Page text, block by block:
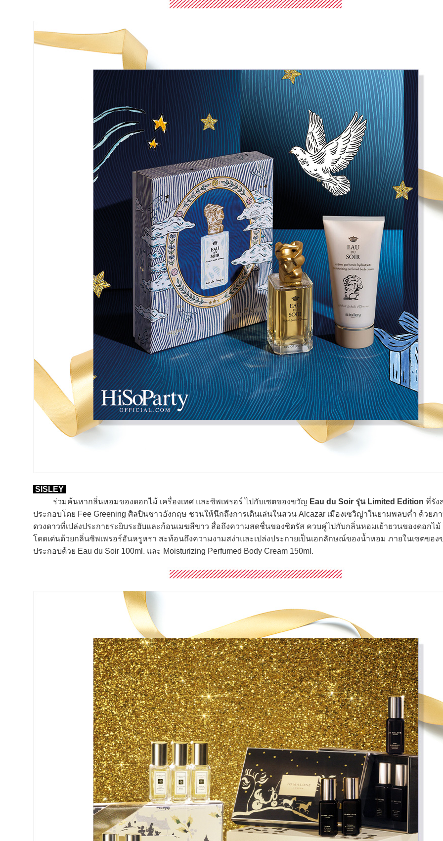
SISLEY
ร่วมค้นหากลิ่นหอมของดอกไม้ เครื่องเทศ และซิพเพรอร์ ไปกับเซตของขวัญ Eau du Soir รุ่น Limited Edition ที่รัง
ประกอบโดย Fee Greening ศิลปินชาวอังกฤษ ชวนให้นึกถึงการเดินเล่นในสวน Alcazar เมืองเซวิญ่าในยามพลบค่ำ ด้วยภ
ดวงดาวที่เปล่งประกายระยิบระยับและก้อนเมฆสีขาว สื่อถึงความสดชื่นของซิตรัส ควบคู่ไปกับกลิ่นหอมเย้ายวนของดอกไม้
โดดเด่นด้วยกลิ่นซิพเพรอร์อันหรูหรา สะท้อนถึงความงามสง่าและเปล่งประกายเป็นเอกลักษณ์ของน้ำหอม ภายในเซตของ
ประกอบด้วย Eau du Soir 100ml. และ Moisturizing Perfumed Body Cream 150ml.